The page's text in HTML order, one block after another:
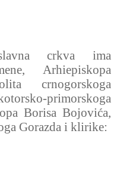
crkva ima
Arhiepiskopa
crnogorskoga
primorskoga
Borisa Bojovića,
Gorazda i klirike: